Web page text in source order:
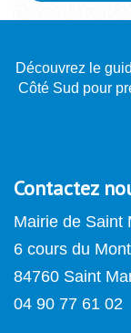
Découvrez le
Côté Sud pour
Contactez
Mairie de Saint
6 cours du
84760 Saint
04 90 77 61 02